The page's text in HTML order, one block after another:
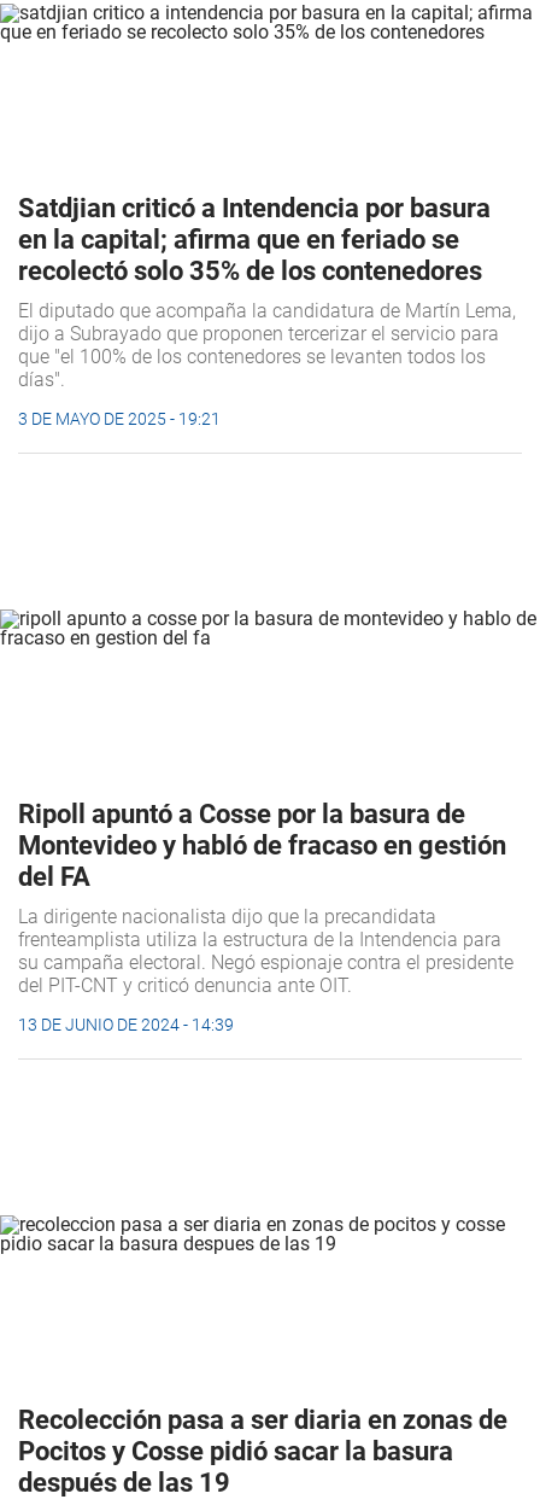
Satdjian criticó a Intendencia por basura
en la capital; afirma que en feriado se
recolectó solo 35% de los contenedores
El diputado que acompaña la candidatura de Martín Lema,
dijo a Subrayado que proponen tercerizar el servicio para
que "el 100% de los contenedores se levanten todos los
días".
3 DE MAYO DE 2025 - 19:21
Ripoll apuntó a Cosse por la basura de
Montevideo y habló de fracaso en gestión
del FA
La dirigente nacionalista dijo que la precandidata
frenteamplista utiliza la estructura de la Intendencia para
su campaña electoral. Negó espionaje contra el presidente
del PIT-CNT y criticó denuncia ante OIT.
13 DE JUNIO DE 2024 - 14:39
Recolección pasa a ser diaria en zonas de
Pocitos y Cosse pidió sacar la basura
después de las 19